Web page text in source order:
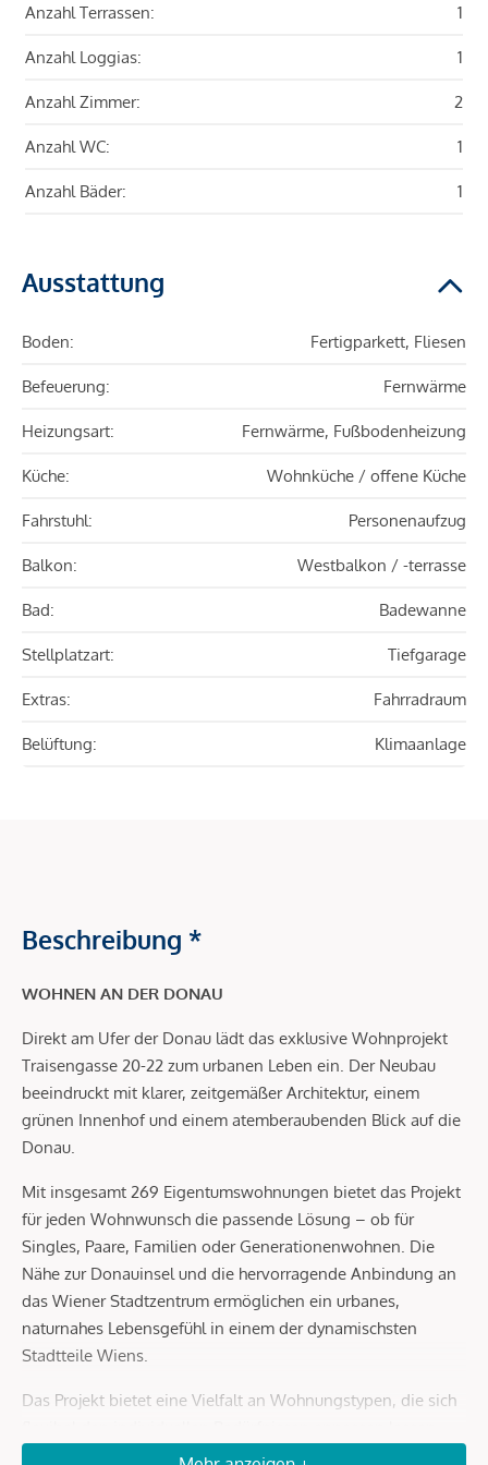
Anzahl Terrassen: 1
Anzahl Loggias: 1
Anzahl Zimmer: 2
Anzahl WC: 1
Anzahl Bäder: 1
Ausstattung
Boden: Fertigparkett, Fliesen
Befeuerung: Fernwärme
Heizungsart: Fernwärme, Fußbodenheizung
Küche: Wohnküche / offene Küche
Fahrstuhl: Personenaufzug
Balkon: Westbalkon / -terrasse
Bad: Badewanne
Stellplatzart: Tiefgarage
Extras: Fahrradraum
Belüftung: Klimaanlage
Beschreibung *
WOHNEN AN DER DONAU
Direkt am Ufer der Donau lädt das exklusive Wohnprojekt
Traisengasse 20-22 zum urbanen Leben ein. Der Neubau
beeindruckt mit klarer, zeitgemäßer Architektur, einem
grünen Innenhof und einem atemberaubenden Blick auf die
Donau.
Mit insgesamt 269 Eigentumswohnungen bietet das Projekt
für jeden Wohnwunsch die passende Lösung – ob für
Singles, Paare, Familien oder Generationenwohnen. Die
Nähe zur Donauinsel und die hervorragende Anbindung an
das Wiener Stadtzentrum ermöglichen ein urbanes,
naturnahes Lebensgefühl in einem der dynamischsten
Stadtteile Wiens.
Das Projekt bietet eine Vielfalt an Wohnungstypen, die sich
Die sorgfältig gestalteten 2- bis 4-Zimmer-Wohnungen